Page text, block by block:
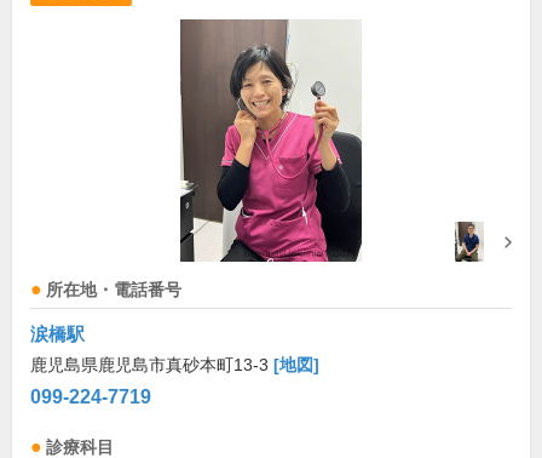
所在地・電話番号
涙橋駅
鹿児島県鹿児島市真砂本町13-3 [地図]
099-224-7719
診療科目